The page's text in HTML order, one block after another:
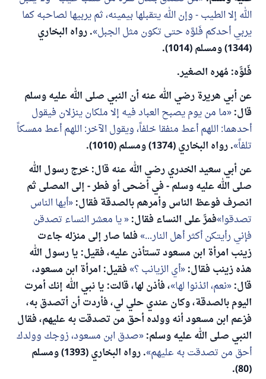
الله إلا الطيب - وإن الله يتقبلها بيمينه، ثم يربيها لصاحبه كما
يربي أحدكم فَلوَّه حتى تكون مثل الجبل . رواه البخاري
(1344) ومسلم (1014).
فَلوَّه: مُهره الصغير.
عن أبي هريرة رضي الله عنه أن النبي صلى الله عليه وسلم
قال: ما من يوم يصبح العباد فيه إلا ملكان ينزلان فيقول
أحدهما: اللهم أعط منفقا خلفاً، ويقول الآخر: اللهم أعط ممسكاً
تلفاً . رواه البخاري (1374) ومسلم (1010).
عن أبي سعيد الخدري رضي الله عنه قال: خرج رسول الله
صلى الله عليه وسلم - في أضحى أو فطر - إلى المصلى ثم
انصرف فوعظ الناس وأمرهم بالصدقة فقال: أيها الناس
تصدقوا فمرَّ على النساء فقال: يا معشر النساء تصدقن
فإني رأيتكن أكثر أهل النار... فلما صار إلى منزله جاءت
زينب امرأة ابن مسعود تستأذن عليه، فقيل: يا رسول الله
هذه زينب فقال: أي الزيانب ؟ فقيل: امرأة ابن مسعود،
قال: نعم، ائذنوا لها ، فأذن لها، قالت: يا نبي الله إنك أمرت
اليوم بالصدقة، وكان عندي حلي لي، فأردت أن أتصدق به،
فزعم ابن مسعود أنه وولده أحق من تصدقت به عليهم، فقال
النبي صلى الله عليه وسلم: صدق ابن مسعود، زوجك وولدك
أحق من تصدقت به عليهم
. رواه البخاري (1393) ومسلم
(80).